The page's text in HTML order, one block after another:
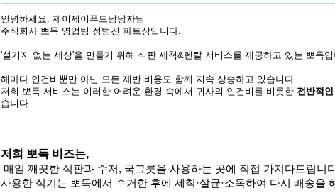
안녕하세요. 제이제이푸드담당자님
주식회사 뽀득 영업팀 정범진 파트장입니다.
'설거지 없는 세상'을 만들기 위해 식판 세척&렌탈 서비스를 제공하고 있는 뽀득입
해마다 인건비뿐만 아닌 모든 제반 비용도 함께 지속 상승하고 있습니다.
저희 뽀득 서비스는 이러한 어려운 환경 속에서 귀사의 인건비를 비롯한 전반적
습니다.
저희 뽀득 비즈는,
매일 깨끗한 식판과 수저, 국그릇을 사용하는 곳에 직접 가져다드립니
사용한 식기는 뽀득에서 수거한 후에 세척·살균·소독하여 다시 배송을